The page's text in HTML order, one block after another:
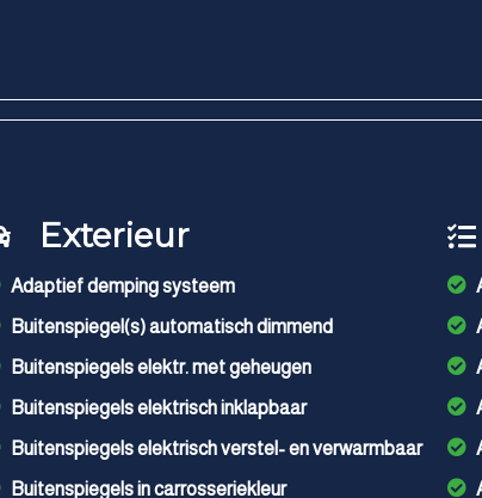
Exterieur
Adaptief demping systeem
Buitenspiegel(s) automatisch dimmend
Buitenspiegels elektr. met geheugen
Buitenspiegels elektrisch inklapbaar
Buitenspiegels elektrisch verstel- en verwarmbaar
Buitenspiegels in carrosseriekleur